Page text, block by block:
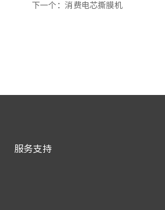
下一个 ：消费电芯撕膜机
服务支持